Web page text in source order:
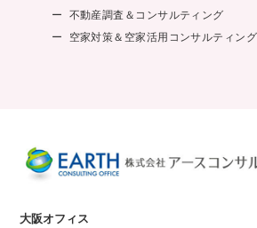
不動産調査＆コンサルティング
空家対策＆空家活用コンサルティング
大阪オフィス